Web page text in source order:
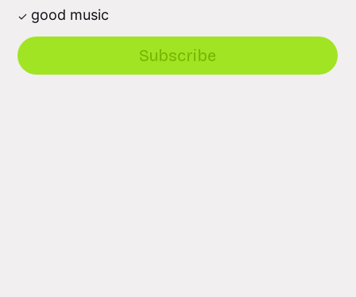
good music
Subscribe